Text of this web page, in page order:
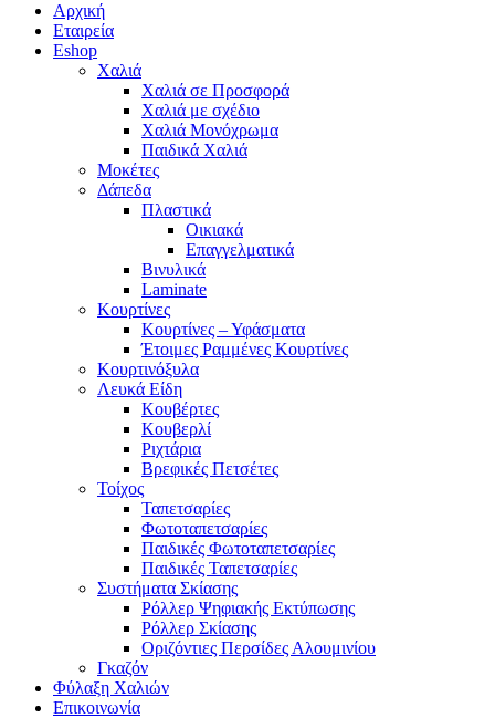
Αρχική
Εταιρεία
Eshop
Χαλιά
Χαλιά σε Προσφορά
Χαλιά με σχέδιο
Χαλιά Μονόχρωμα
Παιδικά Χαλιά
Μοκέτες
Δάπεδα
Πλαστικά
Οικιακά
Επαγγελματικά
Βινυλικά
Laminate
Κουρτίνες
Κουρτίνες – Υφάσματα
Έτοιμες Ραμμένες Κουρτίνες
Κουρτινόξυλα
Λευκά Είδη
Κουβέρτες
Κουβερλί
Ριχτάρια
Βρεφικές Πετσέτες
Τοίχος
Ταπετσαρίες
Φωτοταπετσαρίες
Παιδικές Φωτοταπετσαρίες
Παιδικές Ταπετσαρίες
Συστήματα Σκίασης
Ρόλλερ Ψηφιακής Εκτύπωσης
Ρόλλερ Σκίασης
Οριζόντιες Περσίδες Αλουμινίου
Γκαζόν
Φύλαξη Χαλιών
Επικοινωνία